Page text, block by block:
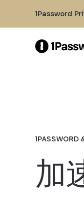
1Password
1PASSWORD
加